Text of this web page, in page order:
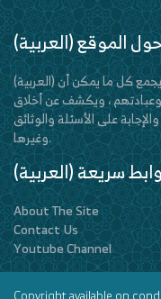
(العربية) حول الموقع
(العربية) موقع الإسلام العتيق هو موقع عام وشامل يجمع كل ما يمكن أن
، ويكشف عن أخلاق
على الأسئلة والوثائق
وغيرها.
روابط سريعة
About The Site
Contact Us
Youtube Channel